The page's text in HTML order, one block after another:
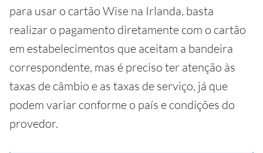
para usar o cartão Wise na Irlanda, basta
realizar o pagamento diretamente com o cartão
em estabelecimentos que aceitam a bandeira
correspondente, mas é preciso ter atenção às
taxas de câmbio e as taxas de serviço, já que
podem variar conforme o país e condições do
provedor.